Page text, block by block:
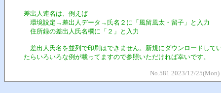
差出人連名は、例えば
環境設定→差出人データ→氏名２に「風留風太・留子」と入力
住所録の差出人氏名欄に「２」と入力
差出人氏名を並列で印刷はできません。新規にダウンロードして
たらいろいろな例が載ってますので参照いただければ幸いです。
No.581 2023/12/